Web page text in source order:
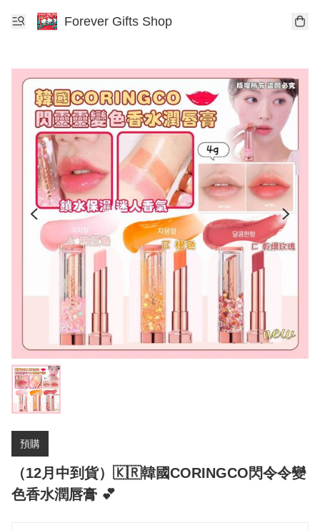
Forever Gifts Shop
預購
（12月中到貨）🇰🇷韓國CORINGCO閃令令變
色香水潤唇膏 💕